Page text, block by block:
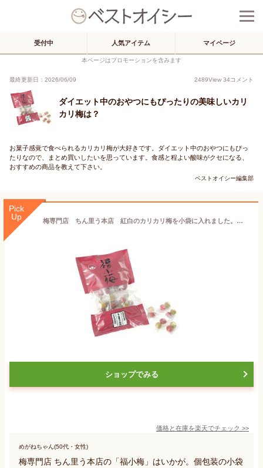
受付中 人気アイテム マイページ
本ページはプロモーションを含みます
最終更新日：2026/06/09 2489View 34コメント
ダイエット中のおやつにもぴったりの美味しいカリ
カリ梅は？
お菓子感覚で食べられるカリカリ梅が大好きです。ダイエット中のおやつにもぴっ
たりなので、まとめ買いしたいを思っています。食感と程よい酸味がクセになる、
おすすめの商品を教えて下さい。
ベストオイシー編集部
Pick
Up
梅専門店 ちん里う本店 紅白のカリカリ梅を小袋に入れました。福小梅 120g
ショップでみる
価格と在庫を楽天でチェック >>
めがねちゃん(50代・女性)
梅専門店 ちん里う本店の「福小梅」はいかが。個包装の小袋